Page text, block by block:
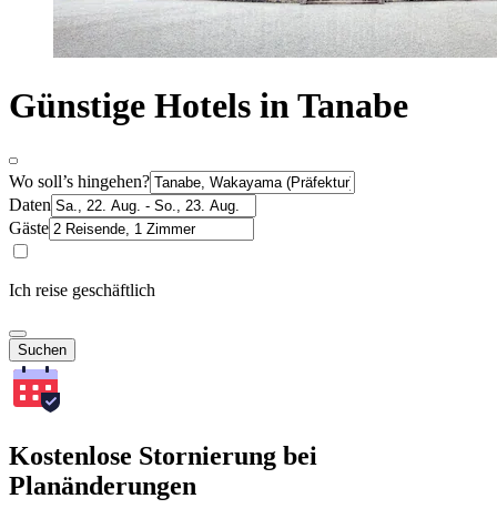
Günstige Hotels in Tanabe
Wo soll’s hingehen?
Daten
Gäste
Ich reise geschäftlich
Suchen
Kostenlose Stornierung bei
Planänderungen